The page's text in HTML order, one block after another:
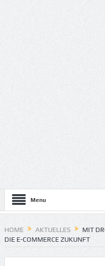
Menu
HOME AKTUELLES
MIT
DIE E-COMMERCE ZUKUNFT